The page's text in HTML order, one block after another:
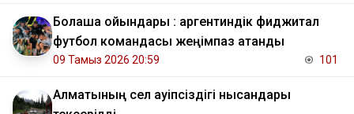
Болашақ ойындары : аргентиндік фиджитал
футбол командасы жеңімпаз атанды
09 Тамыз 2026 20:59 101
Алматының сел қауіпсіздігі нысандары